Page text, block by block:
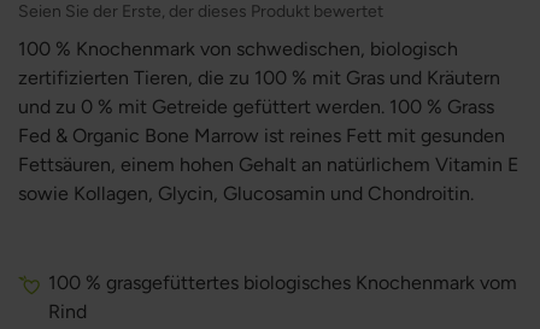
Seien Sie der Erste, der dieses Produkt bewertet
100 % Knochenmark von schwedischen, biologisch
zertifizierten Tieren, die zu 100 % mit Gras und Kräutern
und zu 0 % mit Getreide gefüttert werden. 100 % Grass
Fed & Organic Bone Marrow ist reines Fett mit gesunden
Fettsäuren, einem hohen Gehalt an natürlichem Vitamin E
sowie Kollagen, Glycin, Glucosamin und Chondroitin.
100 % grasgefüttertes biologisches Knochenmark vom
Rind